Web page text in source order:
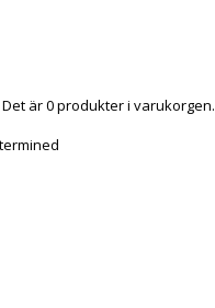
Det är0produkter i varukorgen.